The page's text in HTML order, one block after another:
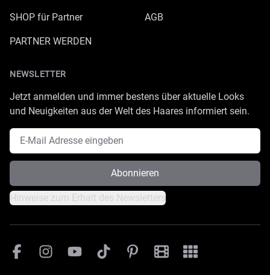
SHOP für Partner
PARTNER WERDEN
AGB
NEWSLETTER
Jetzt anmelden und immer bestens über aktuelle Looks
und Neuigkeiten aus der Welt des Haares informiert sein.
E-Mail Adresse
Abonnieren
Hinweise zum Erhalt des Newsletters
FacebookInstagramYouTubeTikTok PinterestGreat Lengths
Great Lengths -